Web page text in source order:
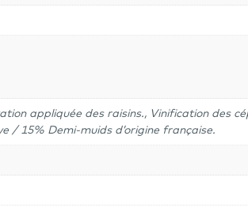
appliquée des raisins., Vinification des
/ 15% Demi-muids d’origine française.